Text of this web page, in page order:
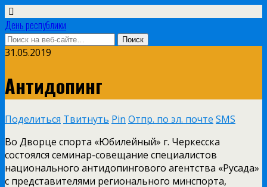
День республики
31.05.2019
Антидопинг
Поделиться Твитнуть Pin Отпр. по эл. почте SMS
Во Дворце спорта «Юбилейный» г. Черкесска
состоялся семинар-совещание специалистов
национального антидопингового агентства «Русада»
с представителями регионального минспорта,